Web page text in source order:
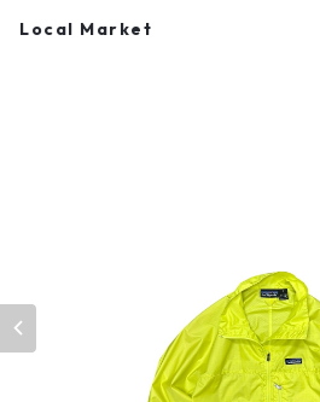
Local Market